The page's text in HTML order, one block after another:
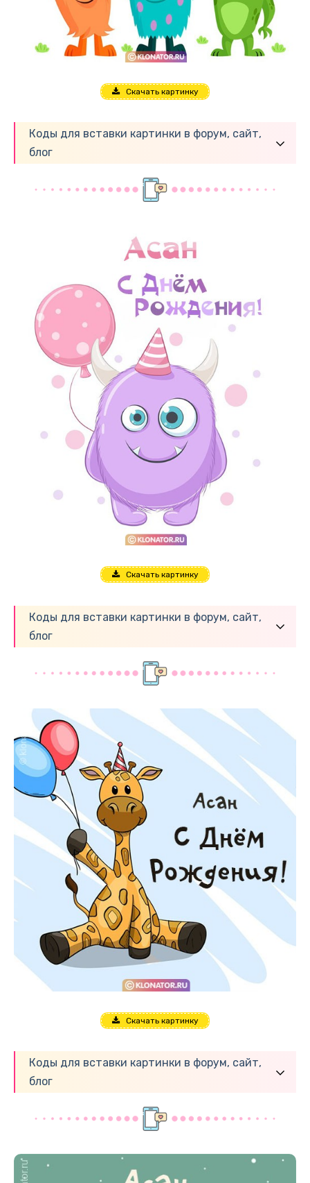
Скачать картинку
Коды для вставки картинки в форум, сайт,
блог
Скачать картинку
Коды для вставки картинки в форум, сайт,
блог
Скачать картинку
Коды для вставки картинки в форум, сайт,
блог